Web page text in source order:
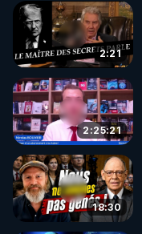
2:21
2:25:21
18:30